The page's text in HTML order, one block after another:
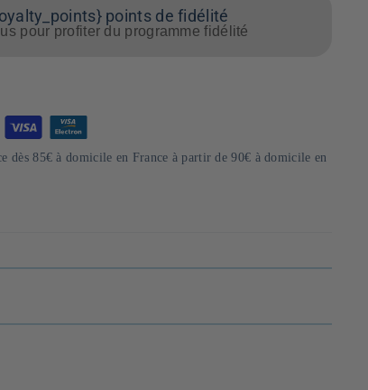
points de fidélité
pour profiter du programme fidélité
dès 85€ à domicile en France à partir de 90€ à domicile en